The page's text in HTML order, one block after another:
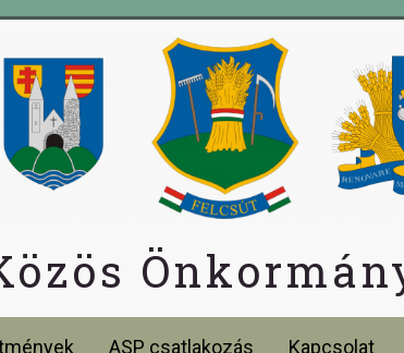
ASP csatlakozás Kapcsolat